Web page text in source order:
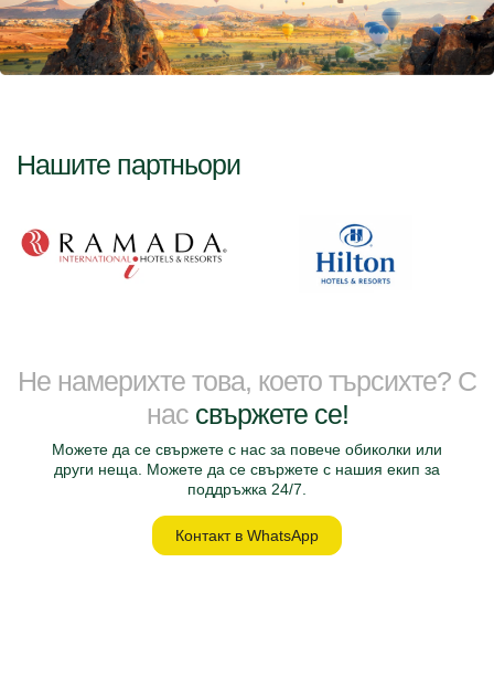
Нашите партньори
Не намерихте това, което търсихте? С
нас свържете се!
Можете да се свържете с нас за повече обиколки или
други неща. Можете да се свържете с нашия екип за
поддръжка 24/7.
Контакт в WhatsApp